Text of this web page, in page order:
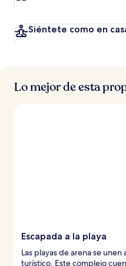
Siéntete como en
Lo mejor de esta
Escapada a la playa
Las playas de arena se
turístico. Este complejo